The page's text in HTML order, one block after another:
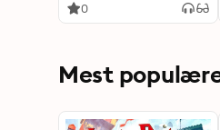
0
Mest